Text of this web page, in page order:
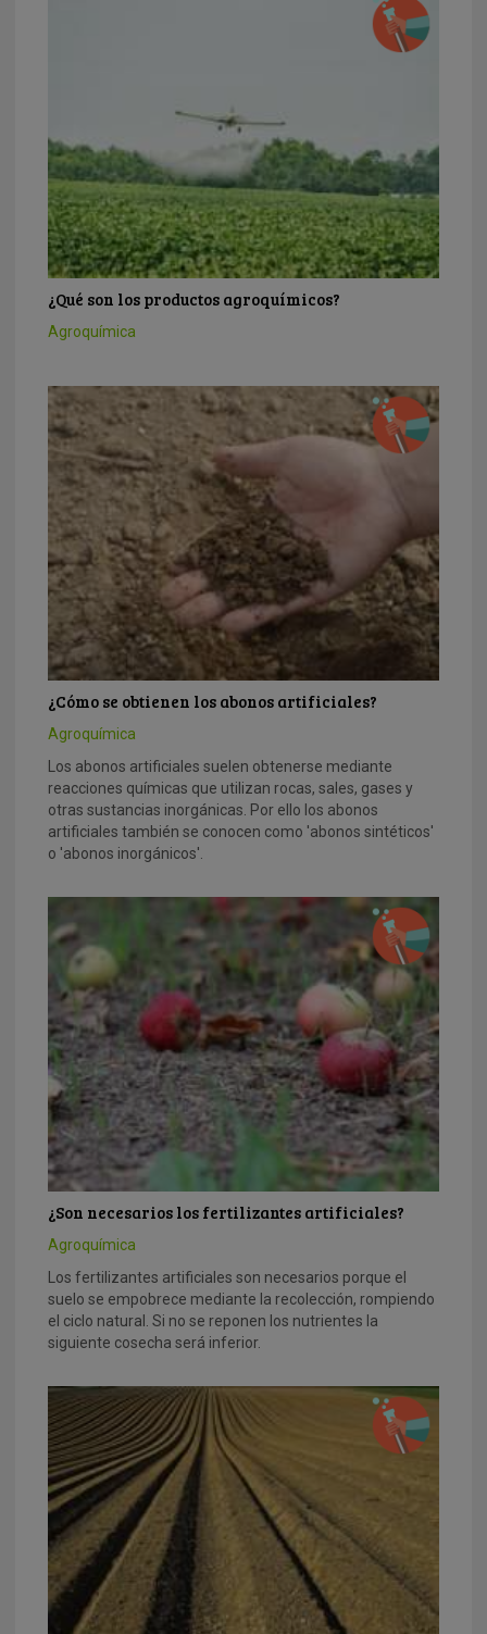
¿Qué son los productos agroquímicos?
Agroquímica
¿Cómo se obtienen los abonos artificiales?
Agroquímica
Los abonos artificiales suelen obtenerse mediante
reacciones químicas que utilizan rocas, sales, gases y
otras sustancias inorgánicas. Por ello los abonos
artificiales también se conocen como 'abonos sintéticos'
o 'abonos inorgánicos'.
¿Son necesarios los fertilizantes artificiales?
Agroquímica
Los fertilizantes artificiales son necesarios porque el
suelo se empobrece mediante la recolección, rompiendo
el ciclo natural. Si no se reponen los nutrientes la
siguiente cosecha será inferior.